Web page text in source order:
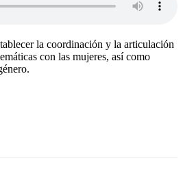
la coordinación y la articulación
con las mujeres, así como